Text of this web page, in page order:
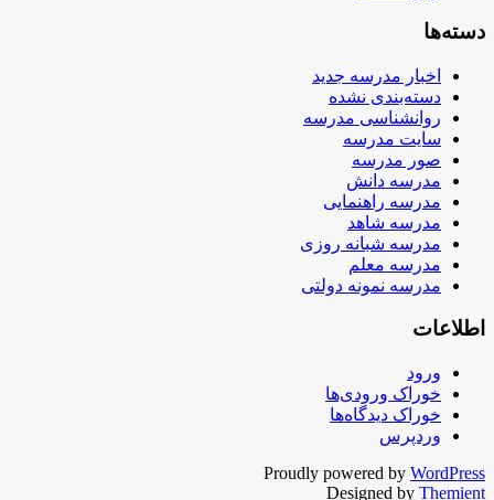
دسته‌ها
اخبار مدرسه جدید
دسته‌بندی نشده
روانشناسی مدرسه
سایت مدرسه
صور مدرسه
مدرسه دانش
مدرسه راهنمایی
مدرسه شاهد
مدرسه شبانه روزی
مدرسه معلم
مدرسه نمونه دولتی
اطلاعات
ورود
خوراک ورودی‌ها
خوراک دیدگاه‌ها
وردپرس
Proudly powered by WordPress
Designed by Themient